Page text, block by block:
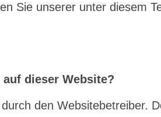
Sie unserer unter diesem
dieser Website?
den Websitebetreiber.